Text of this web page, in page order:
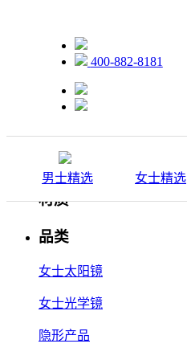
400-882-8181
男士精选 女士精选
男士太阳镜
男士光学镜
款式
材质
品类
女士太阳镜
女士光学镜
隐形产品